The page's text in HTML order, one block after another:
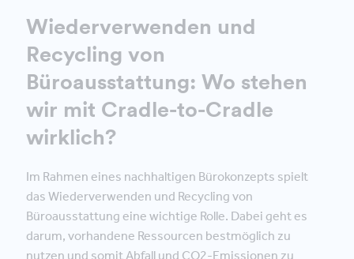
Wiederverwenden und
Recycling von
Büroausstattung: Wo stehen
wir mit Cradle-to-Cradle
wirklich?
Im Rahmen eines nachhaltigen Bürokonzepts spielt
das Wiederverwenden und Recycling von
Büroausstattung eine wichtige Rolle. Dabei geht es
darum, vorhandene Ressourcen bestmöglich zu
nutzen und somit Abfall und CO2-Emissionen zu